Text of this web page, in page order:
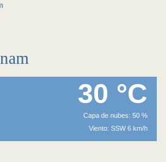
30 °C
Capa de nubes: 50 %
Viento: SSW 6 km/h